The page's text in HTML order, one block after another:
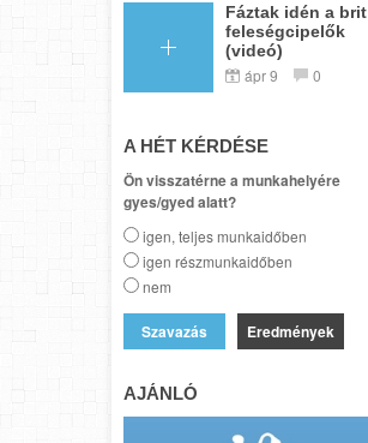
Fáztak idén a brit
feleségcipelők
(videó)
ápr 9 0
A HÉT KÉRDÉSE
Ön visszatérne a munkahelyére
gyes/gyed alatt?
igen, teljes munkaidőben
igen részmunkaidőben
nem
Eredmények
AJÁNLÓ